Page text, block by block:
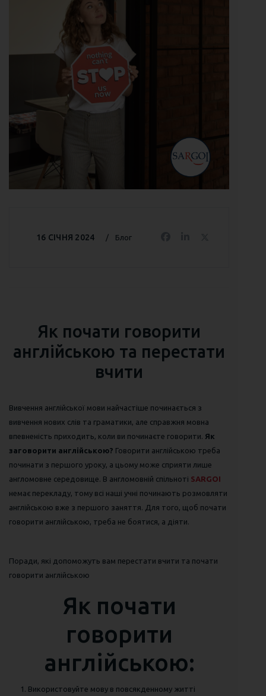
Блог
16 СІЧНЯ 2024
Як почати говорити
англійською та перестати
вчити
Вивчення англійської мови найчастіше починається з
вивчення нових слів та граматики, але справжня мовна
впевненість приходить, коли ви починаєте говорити. Як
заговорити англійською? Говорити англійською треба
починати з першого уроку, а цьому може сприяти лише
англомовне середовище. В англомовній спільноті SARGOI
немає перекладу, тому всі наші учні починають розмовляти
англійською вже з першого заняття. Для того, щоб почати
говорити англійською, треба не боятися, а діяти.
Поради, які допоможуть вам перестати вчити та почати
говорити англійською
Як почати
говорити
англійською:
Використовуйте мову в повсякденному житті